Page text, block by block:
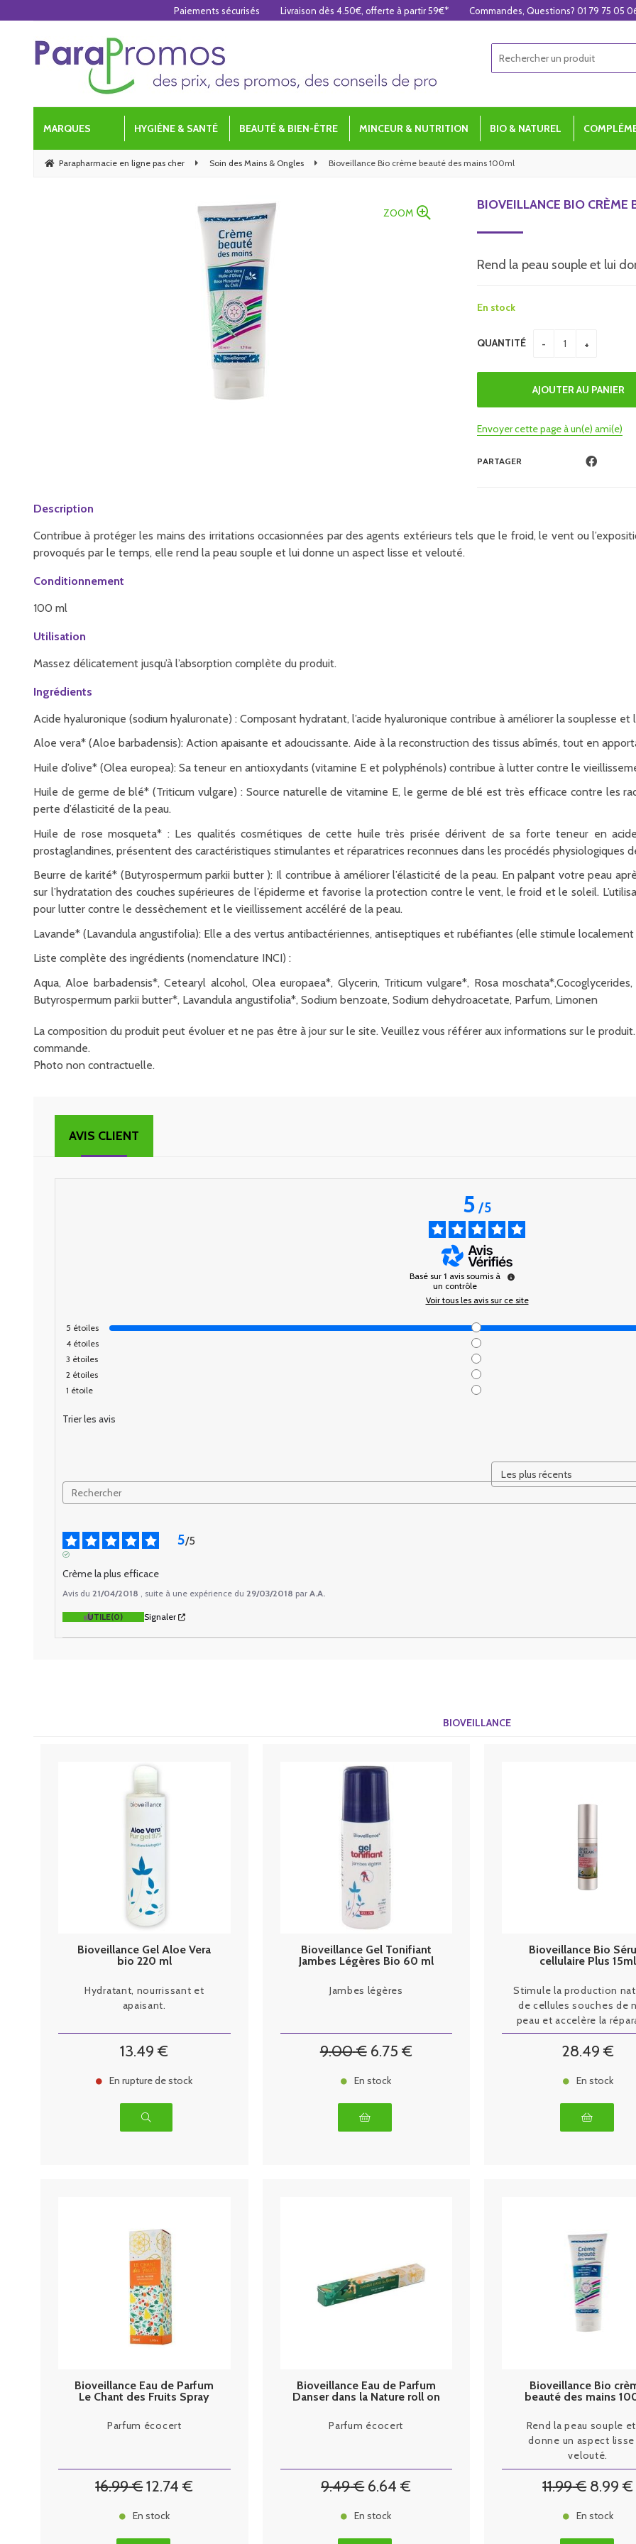
MARQUES HYGIÈNE & SANTÉ BEAUTÉ & BIEN-ÊTRE MINCEUR & NUTRITION BIO & NATUREL
Parapharmacie en ligne pas cher Soin des Mains & Ongles Bioveillance Bio crème beauté des mains 100ml
ZOOM
BIOVEILLANCE BIO
Rend la peau souple et lui
En stock
QUANTITÉ
Envoyer cette page à un(e) ami(e)
PARTAGER
Description
Contribue à protéger les mains des irritations occasionnées par des agents extérieurs tels que le froid, le vent ou
provoqués par le temps, elle rend la peau souple et lui donne un aspect lisse et velouté.
Conditionnement
100 ml
Utilisation
Massez délicatement jusqu’à l’absorption complète du produit.
Ingrédients
Acide hyaluronique (sodium hyaluronate) : Composant hydratant, l’acide hyaluronique contribue à améliorer la souplesse et
Aloe vera* (Aloe barbadensis): Action apaisante et adoucissante. Aide à la reconstruction des tissus abîmés, tout en
Huile d’olive* (Olea europea): Sa teneur en antioxydants (vitamine E et polyphénols) contribue à lutter contre le
Huile de germe de blé* (Triticum vulgare) : Source naturelle de vitamine E, le germe de blé est très efficace contre les
perte d’élasticité de la peau.
Huile de rose mosqueta* : Les qualités cosmétiques de cette huile très prisée dérivent de sa forte teneur en
prostaglandines, présentent des caractéristiques stimulantes et réparatrices reconnues dans les procédés physiologiques
Beurre de karité* (Butyrospermum parkii butter ): Il contribue à améliorer l’élasticité de la peau. En palpant votre peau
sur l’hydratation des couches supérieures de l’épiderme et favorise la protection contre le vent, le froid et le soleil.
pour lutter contre le dessèchement et le vieillissement accéléré de la peau.
Lavande* (Lavandula angustifolia): Elle a des vertus antibactériennes, antiseptiques et rubéfiantes (elle stimule localement
Liste complète des ingrédients (nomenclature INCI) :
Aqua, Aloe barbadensis*, Cetearyl alcohol, Olea europaea*, Glycerin, Triticum vulgare*, Rosa
Butyrospermum parkii butter*, Lavandula angustifolia*, Sodium benzoate, Sodium dehydroacetate, Parfum, Limonen
La composition du produit peut évoluer et ne pas être à jour sur le site. Veuillez vous référer aux informations sur le
commande.
Photo non contractuelle.
AVIS CLIENT
5/5
Basé sur 1 avis soumis à
un contrôle
Voir tous les avis sur ce site
5 étoiles
4 étoiles
3 étoiles
2 étoiles
1 étoile
Trier les avis
5/5
Crème la plus efficace
Avis du 21/04/2018 , suite à une expérience du 29/03/2018 par A.A.
UTILE(0) Signaler
BIOVEILLANCE
Bioveillance Gel Aloe Vera
bio 220 ml
Hydratant, nourrissant et
apaisant.
13.49 €
En rupture de stock
Bioveillance Gel Tonifiant
Jambes Légères Bio 60 ml
Jambes légères
9.00€ 6.75 €
En stock
Bioveillance Bio
cellulaire Plus 15ml
Stimule la production
de cellules souches de
peau et accelère la
des tissus
28.49 €
En stock
Bioveillance Eau de Parfum
Le Chant des Fruits Spray
Parfum écocert
16.99€12.74 €
En stock
Bioveillance Eau de Parfum
Danser dans la Nature roll on
Parfum écocert
9.49€ 6.64 €
En stock
Bioveillance Bio
beauté des mains
Rend la peau souple
donne un aspect
velouté.
11.99€ 8.99 €
En stock
Paiements sécurisés Livraison dès 4.50€, offerte à partir 59€* Commandes, Questions? 01 79 75 05